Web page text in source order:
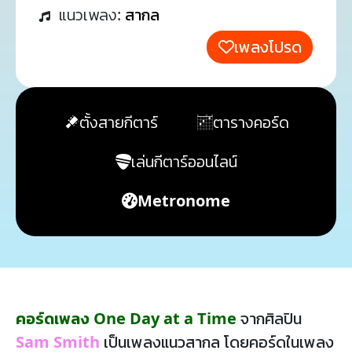
แนวเพลง: สากล
เพลงโปรด
ตั้งสายกีตาร์
ตารางคอร์ด
เล่นกีตาร์ออนไลน์
Metronome
คอร์ดเพลง One Day at a Time จากศิลปิน
Sam Smith เป็นเพลงแนวสากล โดยคอร์ดในเพลง